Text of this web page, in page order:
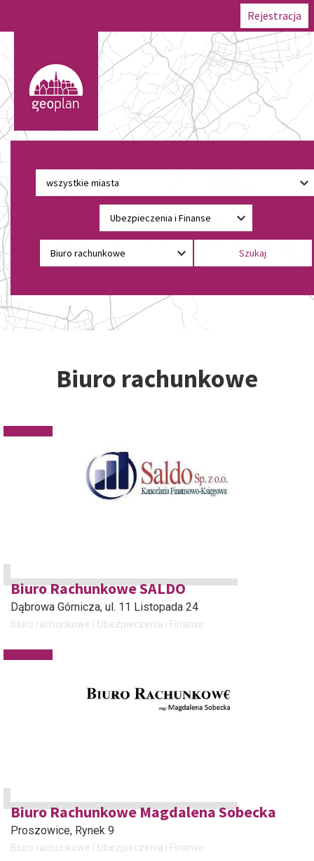
Rejestracja
Biuro rachunkowe
Biuro Rachunkowe SALDO
Dąbrowa Górnicza, ul. 11 Listopada 24
Biuro rachunkowe Ubezpieczenia i Finanse
Biuro Rachunkowe Magdalena Sobecka
Proszowice, Rynek 9
Biuro rachunkowe Ubezpieczenia i Finanse